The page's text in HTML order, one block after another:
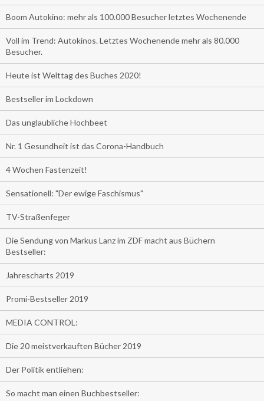
Boom Autokino: mehr als 100.000 Besucher letztes Wochenende
Voll im Trend: Autokinos. Letztes Wochenende mehr als 80.000
Besucher.
Heute ist Welttag des Buches 2020!
Bestseller im Lockdown
Das unglaubliche Hochbeet
Nr. 1 Gesundheit ist das Corona-Handbuch
4 Wochen Fastenzeit!
Sensationell: "Der ewige Faschismus"
TV-Straßenfeger
Die Sendung von Markus Lanz im ZDF macht aus Büchern
Bestseller:
Jahrescharts 2019
Promi-Bestseller 2019
MEDIA CONTROL:
Die 20 meistverkauften Bücher 2019
Der Politik entliehen:
So macht man einen Buchbestseller: